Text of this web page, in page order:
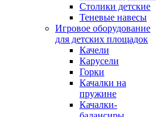
Столики детские
Теневые навесы
Игровое оборудование
для детских площадок
Качели
Карусели
Горки
Качалки на
пружине
Качалки-